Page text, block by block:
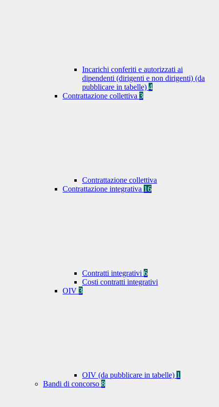
Incarichi conferiti e autorizzati ai
dipendenti (dirigenti e non dirigenti) (da
pubblicare in tabelle) 4
Contrattazione collettiva 3
Contrattazione collettiva
Contrattazione integrativa 16
Contratti integrativi 6
Costi contratti integrativi
OIV 3
OIV (da pubblicare in tabelle) 1
Bandi di concorso 8